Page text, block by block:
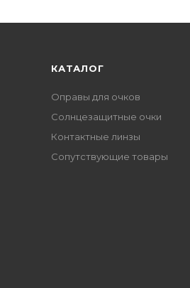
КАТАЛОГ
Оправы для очков
Солнцезащитные очки
Контактные линзы
Сопутствующие товары